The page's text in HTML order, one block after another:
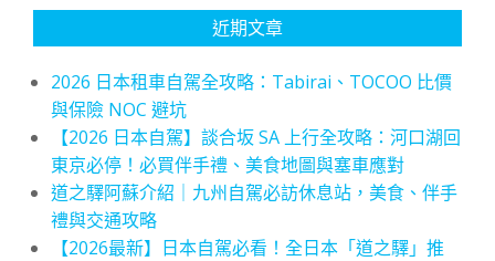
近期文章
2026 日本租車自駕全攻略：Tabirai、TOCOO 比價
與保險 NOC 避坑
【2026 日本自駕】談合坂 SA 上行全攻略：河口湖回
東京必停！必買伴手禮、美食地圖與塞車應對
道之驛阿蘇介紹｜九州自駕必訪休息站，美食、伴手
禮與交通攻略
【2026最新】日本自駕必看！全日本「道之驛」推